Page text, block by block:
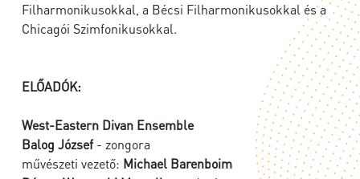
Filharmonikusokkal, a Bécsi Filharmonikusokkal és a
Chicagói Szimfonikusokkal.
ELŐADÓK:
West-Eastern Divan Ensemble
Balog József- zongora
művészeti vezető: Michael Barenboim